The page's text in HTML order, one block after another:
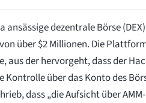
ansässige dezentrale Börse
über $2 Millionen. Die
aus der hervorgeht, dass der
Kontrolle über das Konto des
dass „die Aufsicht über